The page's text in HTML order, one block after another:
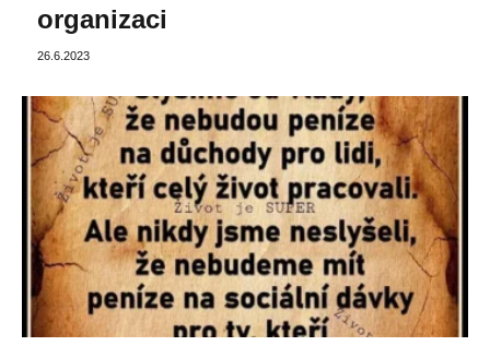
organizaci
26.6.2023